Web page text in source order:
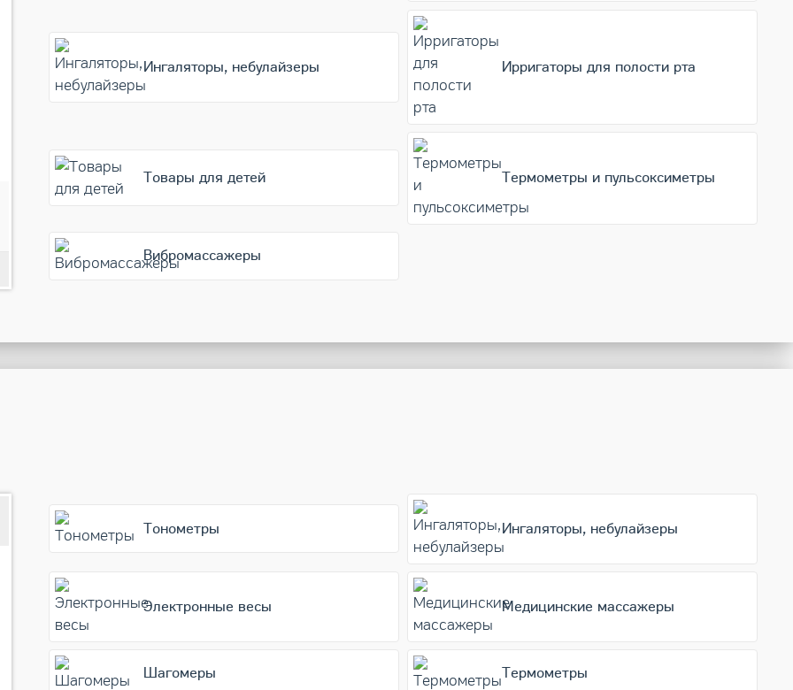
Ингаляторы, небулайзеры Ирригаторы для полости рта
Товары для детей Термометры и пульсоксиметры
Вибромассажеры
Небулайзер AND CN-233, детский
Тонометры Ингаляторы, небулайзеры
Электронные весы Медицинские массажеры
Шагомеры Термометры